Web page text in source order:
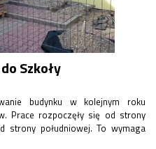
Szkoły
budynku w kolejnym roku
Prace rozpoczęły się od strony
strony południowej. To wymaga